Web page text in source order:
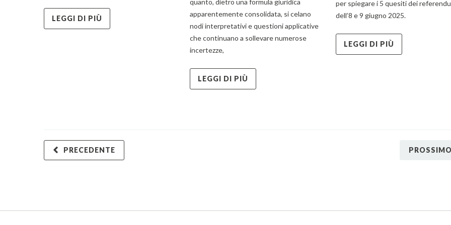
LEGGI DI PIÙ
quanto, dietro una formula giuridica
apparentemente consolidata, si celano
nodi interpretativi e questioni applicative
che continuano a sollevare numerose
incertezze,
LEGGI DI PIÙ
per spiegare i 5 quesiti dei
dell’8 e 9 giugno 2025.
LEGGI DI PIÙ
PROSSIMO
PRECEDENTE